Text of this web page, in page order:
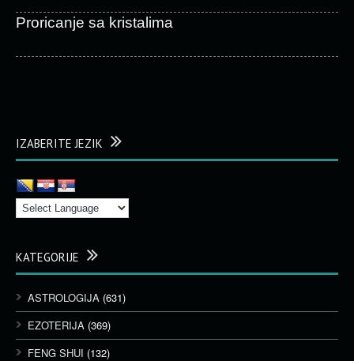
Proricanje sa kristalima
IZABERITE JEZIK
KATEGORIJE
ASTROLOGIJA (631)
EZOTERIJA (369)
FENG SHUI (132)